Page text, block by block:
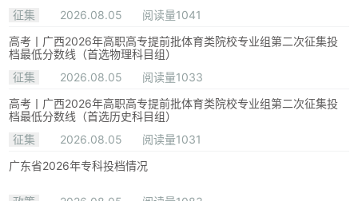
征集
2026.08.05
阅读量1041
高考丨广西2026年高职高专提前批体育类院校专业组第二次征集投
档最低分数线（首选物理科目组）
征集
2026.08.05
阅读量1033
高考丨广西2026年高职高专提前批体育类院校专业组第二次征集投
档最低分数线（首选历史科目组）
征集
2026.08.05
阅读量1031
广东省2026年专科投档情况